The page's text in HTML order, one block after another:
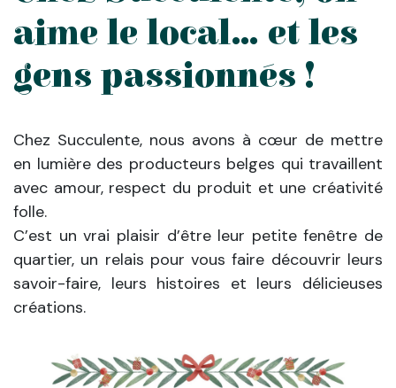
aime le local… et les
gens passionnés !
Chez Succulente, nous avons à cœur de mettre
en lumière des producteurs belges qui travaillent
avec amour, respect du produit et une créativité
folle.
C’est un vrai plaisir d’être leur petite fenêtre de
quartier, un relais pour vous faire découvrir leurs
savoir-faire, leurs histoires et leurs délicieuses
créations.